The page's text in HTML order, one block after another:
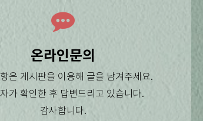
온라인문의
은 게시판을 이용해 글을 남겨주세요.
가 확인한 후 답변드리고 있습니다.
감사합니다.